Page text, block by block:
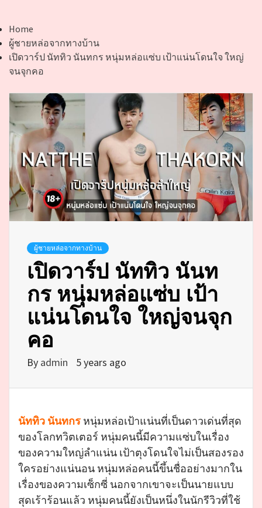
Home
ผู้ชายหล่อจากทางบ้าน
เปิดวาร์ป นัททิว นันทกร หนุ่มหล่อแซ่บ เป้าแน่นโดนใจ ใหญ่
จนจุกคอ
ผู้ชายหล่อจากทางบ้าน
เปิดวาร์ป นัททิว นันท
กร หนุ่มหล่อแซ่บ เป้า
แน่นโดนใจ ใหญ่จนจุก
คอ
By admin 5 years ago
นัททิว นันทกร หนุ่มหล่อเป้าแน่นที่เป็นดาวเด่นที่สุด
ของโลกทวิตเตอร์ หนุ่มคนนี้มีความแซ่บในเรื่อง
ของความใหญ่ลำแน่น เป้าตุงโดนใจไม่เป็นสองรอง
ใครอย่างแน่นอน หนุ่มหล่อคนนี้ขึ้นชื่ออย่างมากใน
เรื่องของความเซ็กซี่ นอกจากเขาจะเป็นนายแบบ
สุดเร้าร้อนแล้ว หนุ่มคนนี้ยังเป็นหนึ่งในนักรีวิวที่ใช้